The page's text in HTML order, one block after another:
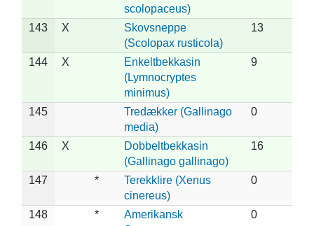
scolopaceus)
143 X
Skovsneppe
(Scolopax rusticola)
13
144 X
Enkeltbekkasin
(Lymnocryptes
minimus)
9
145
Tredækker (Gallinago
media)
0
146 X
Dobbeltbekkasin
(Gallinago gallinago)
16
147 *
Terekklire (Xenus
cinereus)
0
148 *
Amerikansk
0